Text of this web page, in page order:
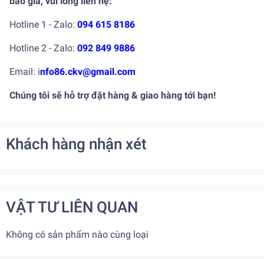
Hotline 1 - Zalo: 094 615 8186
Hotline 2 - Zalo: 092 849 9886
Email: info86.ckv@gmail.com
Chúng tôi sẽ hỗ trợ đặt hàng & giao hàng tới bạn!
Khách hàng nhận xét
VẬT TƯ LIÊN QUAN
Không có sản phẩm nào cùng loại